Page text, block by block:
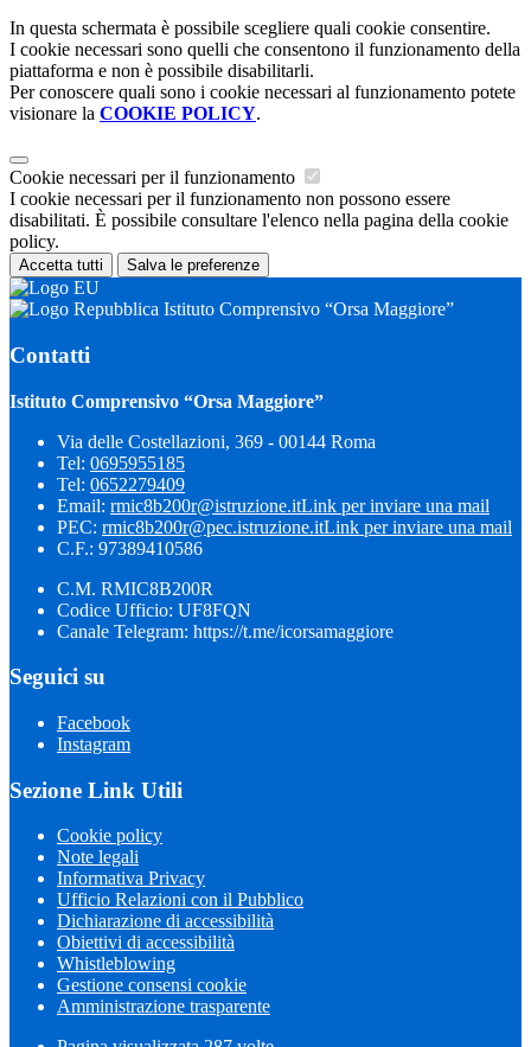
In questa schermata è possibile scegliere quali cookie consentire.
I cookie necessari sono quelli che consentono il funzionamento della
piattaforma e non è possibile disabilitarli.
Per conoscere quali sono i cookie necessari al funzionamento potete
visionare la COOKIE POLICY.
Cookie necessari per il funzionamento
I cookie necessari per il funzionamento non possono essere
disabilitati. È possibile consultare l'elenco nella pagina della cookie
policy.
Accetta tutti Salva le preferenze
Istituto Comprensivo “Orsa Maggiore”
Contatti
Istituto Comprensivo “Orsa Maggiore”
Via delle Costellazioni, 369 - 00144 Roma
Tel: 0695955185
Tel: 0652279409
Email: rmic8b200r@istruzione.itLink per inviare una mail
PEC: rmic8b200r@pec.istruzione.itLink per inviare una mail
C.F.: 97389410586
C.M. RMIC8B200R
Codice Ufficio: UF8FQN
Canale Telegram: https://t.me/icorsamaggiore
Seguici su
Facebook
Instagram
Sezione Link Utili
Cookie policy
Note legali
Informativa Privacy
Ufficio Relazioni con il Pubblico
Dichiarazione di accessibilità
Obiettivi di accessibilità
Whistleblowing
Gestione consensi cookie
Amministrazione trasparente